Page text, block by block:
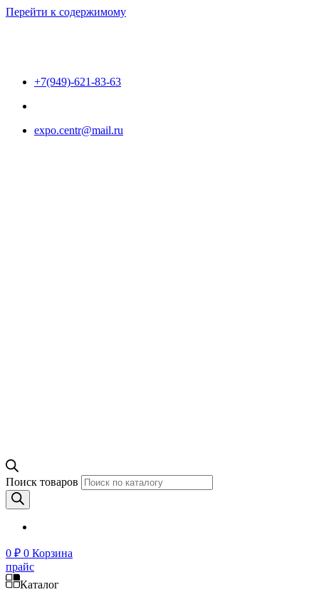
Перейти к содержимому
+7(949)-621-83-63
expo.centr@mail.ru
Поиск товаров
0 ₽ 0 Корзина
прайс
Каталог